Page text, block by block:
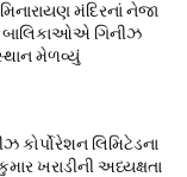
મંદિરનાં નેજા
ગિનીઝ
મેળવ્યું
કોર્પોરેશન લિમિટેડના
ખરાડીની અધ્યક્ષતા